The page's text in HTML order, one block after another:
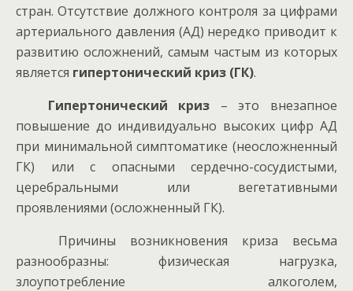
стран. Отсутствие должного контроля за цифрами
артериального давления (АД) нередко приводит к
развитию осложнений, самым частым из которых
является гипертонический криз (ГК).
Гипертонический криз – это внезапное
повышение до индивидуально высоких цифр АД
при минимальной симптоматике (неосложненный
ГК) или с опасными сердечно-сосудистыми,
церебральными или вегетативными
проявлениями (осложненный ГК).
Причины возникновения криза весьма
разнообразны: физическая нагрузка,
злоупотребление алкоголем,